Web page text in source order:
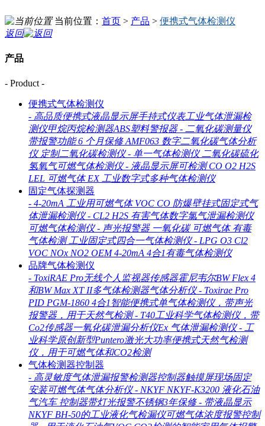
当前位置： 首页 > 产品 > 便携式气体检测仪
返回
产品
- Product -
便携式气体检测仪
- 高品质便携式液晶显示屏手持式仪表工业气体泄漏检
测仪甲烷丙烷检测器ABS塑料警报器 - 二氧化碳测量仪
带报警功能 6 个月保修 AMF063 数字二氧化碳气体分析
仪 定制二氧化碳检测仪 - 单一气体检测仪 二氧化碳硫化
氢氧气可燃气体检测仪 - 液晶显示屏可检测 CO O2 H2S
LEL 可燃气体 EX 工业数字式多种气体检测仪
固定气体探测器
- 4-20mA 工业用可燃气体 VOC CO 防爆壁挂式固定式气
体泄漏检测仪 - CL2 H2S 有害气体数字氯气泄漏检测仪
可燃气体检测仪 - 声光报警器 一氧化碳 可燃气体 有毒
气体检测 工业固定式四合一气体检测仪 - LPG O3 Cl2
VOC NOx NO2 OEM 4-20mA 4合1有毒气体检测仪
品牌气体检测仪
- ToxiRAE Pro无线个人监视器传感器霍尼韦尔BW Flex 4
和BW Max XT II多气体检测器气体分析仪 - Toxirae Pro
PID PGM-1860 4合1智能便携式单气体检测仪，带声光
报警器，用于天然气检测 - T40工业科学气体检测仪，带
Co2传感器一氧化碳泄漏分析仪Ex 气体泄漏检测仪 - 工
业科学原创新型Puntero激光大功率便携式天然气检测
仪，用于可燃气体和CO2检测
气体检测器控制器
- 高灵敏度气体泄漏报警检测器控制器触摸屏现场固定
安装可燃气体气体分析仪 - NKYF NKYF-K3200 液化石油
气汽车 控制器带灯光报警不锈钢3年保修 - 带液晶显示
NKYF BH-50的工业液化气检漏仪可燃气体浓度报警控制